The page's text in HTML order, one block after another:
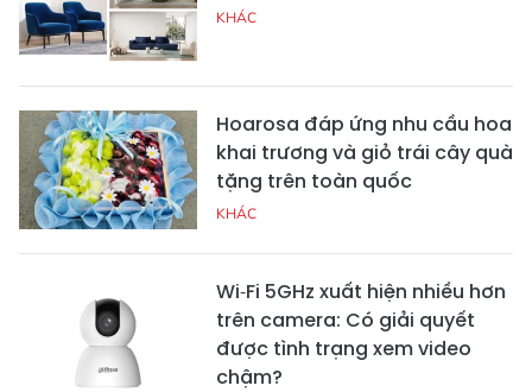
KHÁC
Hoarosa đáp ứng nhu cầu hoa
khai trương và giỏ trái cây quà
tặng trên toàn quốc
KHÁC
Wi‑Fi 5GHz xuất hiện nhiều hơn
trên camera: Có giải quyết
được tình trạng xem video
chậm?